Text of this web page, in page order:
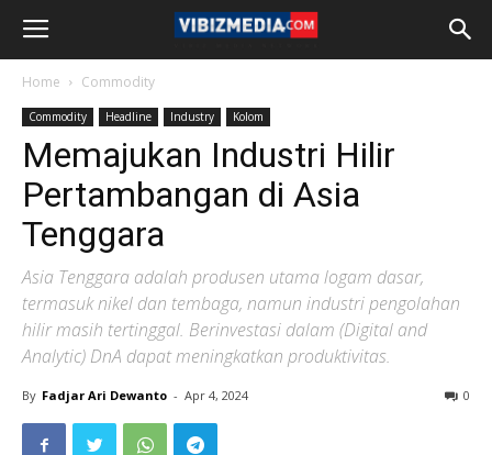
Home Commodity
Commodity Headline Industry Kolom
Memajukan Industri Hilir
Pertambangan di Asia
Tenggara
Asia Tenggara adalah produsen utama logam dasar,
termasuk nikel dan tembaga, namun industri pengolahan
hilir masih tertinggal. Berinvestasi dalam (Digital and
Analytic) DnA dapat meningkatkan produktivitas.
By Fadjar Ari Dewanto - Apr 4, 2024 0